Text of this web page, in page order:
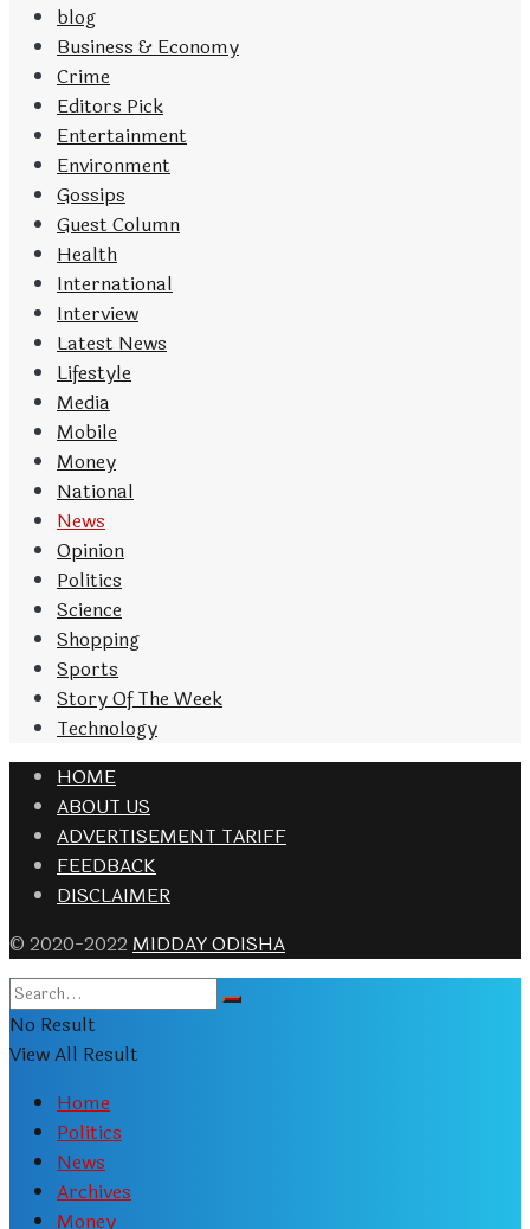
blog
Business & Economy
Crime
Editors Pick
Entertainment
Environment
Gossips
Guest Column
Health
International
Interview
Latest News
Lifestyle
Media
Mobile
Money
National
News
Opinion
Politics
Science
Shopping
Sports
Story Of The Week
Technology
HOME
ABOUT US
ADVERTISEMENT TARIFF
FEEDBACK
DISCLAIMER
© 2020-2022 MIDDAY ODISHA
No Result
View All Result
Home
Politics
News
Archives
Money